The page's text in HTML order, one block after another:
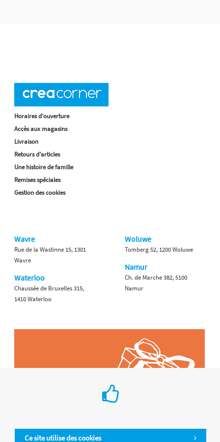
Ce site utilise des cookies
Horaires d'ouverture
Accès aux magasins
Livraison
Retours d'articles
Une histoire de famille
Remises spéciales
Gestion des cookies
Wavre
Rue de la Wastinne 15, 1301
Wavre
Waterloo
Chaussée de Bruxelles 315,
1410 Waterloo
Woluwe
Tomberg 52, 1200 Woluwe
Namur
Ch. de Marche 382, 5100
Namur